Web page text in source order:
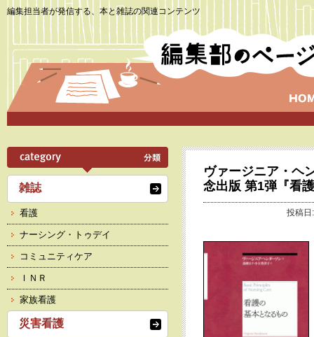
編集担当者が発信する、本と雑誌の関連コンテンツ
ヴァージニア・ヘ
念出版 第1弾『看
投稿
雑誌
看護
ナーシング・トゥデイ
コミュニティケア
ＩＮＲ
家族看護
災害看護